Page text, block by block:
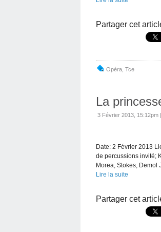
Partager cet
Opéra Tce
La
3 Février 2013, 15:12pm |
Date: 2 Février 2013
de percussions invité;
Morea, Stokes, Demol
Lire la suite
Partager cet